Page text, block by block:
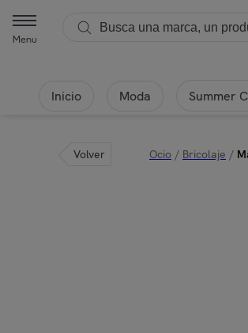
Menu
Inicio Moda Summer
Volver Ocio / Bricolaje /